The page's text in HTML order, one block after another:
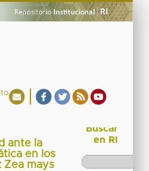
ante la
en los
Zea mays
Buscar
en RI